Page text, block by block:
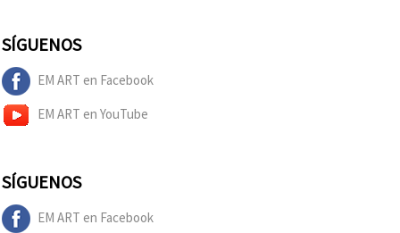
SÍGUENOS
EM ART en Facebook
EM ART en YouTube
SÍGUENOS
EM ART en Facebook